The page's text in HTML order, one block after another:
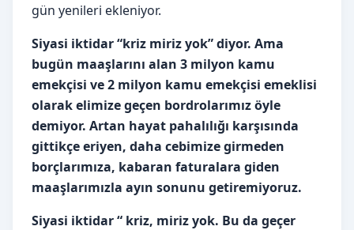
gün yenileri ekleniyor.
Siyasi iktidar “kriz miriz yok” diyor. Ama
bugün maaşlarını alan 3 milyon kamu
emekçisi ve 2 milyon kamu emekçisi emeklisi
olarak elimize geçen bordrolarımız öyle
demiyor. Artan hayat pahalılığı karşısında
gittikçe eriyen, daha cebimize girmeden
borçlarımıza, kabaran faturalara giden
maaşlarımızla ayın sonunu getiremiyoruz.
Siyasi iktidar “ kriz, miriz yok. Bu da geçer